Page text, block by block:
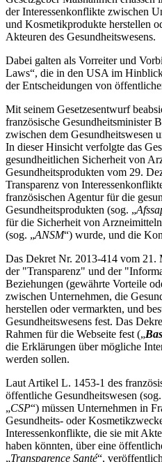
der Interessenkonflikte zwischen
und Kosmetikprodukte herstellen
Akteuren des Gesundheitswesens.
Dabei galten als Vorreiter und
Laws“, die in den USA im
der Entscheidungen von
Mit seinem Gesetzesentwurf
französische Gesundheitsminister
zwischen dem Gesundheitswesen
In dieser Hinsicht verfolgte das
gesundheitlichen Sicherheit von
Gesundheitsprodukten vom 29.
Transparenz von
französischen Agentur für die
Gesundheitsprodukten (sog. „
für die Sicherheit von
(sog. „ANSM“) wurde, und die
Das Dekret Nr. 2013-414 vom 21.
der "Transparenz" und der
Beziehungen (gewährte Vorteile
zwischen Unternehmen, die
herstellen oder vermarkten, und
Gesundheitswesens fest. Das
Rahmen für die Webseite fest („
die Erklärungen über mögliche
werden sollen.
Laut Artikel L. 1453-1 des
öffentliche Gesundheitswesen
„CSP“) müssen Unternehmen in
Gesundheits- oder
Interessenkonflikte, die sie mit
haben könnten, über eine
„Transparence Santé“,